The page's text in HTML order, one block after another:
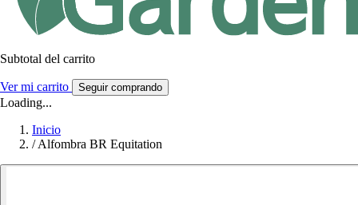
Subtotal del carrito
Ver mi carrito Seguir comprando
Loading...
Inicio
/ Alfombra BR Equitation